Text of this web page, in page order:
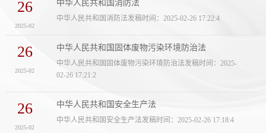
26
2025-02
中华人民共和国消防法
中华人民共和国消防法发稿时间：2025-02-26 17:22:4
26
2025-02
中华人民共和国固体废物污染环境防治法
中华人民共和国固体废物污染环境防治法发稿时间：2025-
02-26 17:21:2
26
2025-02
中华人民共和国安全生产法
中华人民共和国安全生产法发稿时间：2025-02-26 17:18:4